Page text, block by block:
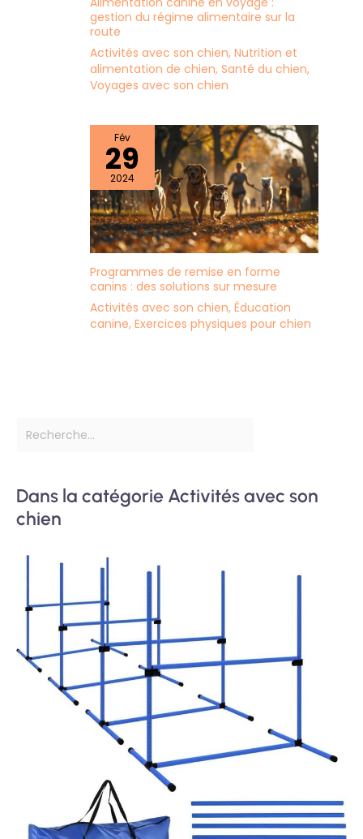
gestion du régime alimentaire sur la
route
Activités avec son chien, Nutrition et
alimentation de chien, Santé du chien,
Voyages avec son chien
Fév
29
2024
Programmes de remise en forme
canins : des solutions sur mesure
Activités avec son chien, Éducation
canine, Exercices physiques pour chien
Dans la catégorie Activités avec son
chien